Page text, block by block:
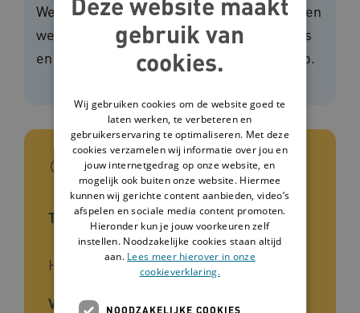
Wegwijzer omgaan met seksualiteit laat zien
welke seksuele voorlichtingsprogramma's
en -materialen er zijn voor deze doelgroep.
In het kort
Type tool
Handreiking
Voor wie
gebruik van
cookies.
Wij gebruiken cookies om de website goed te
laten werken, te verbeteren en
gebruikerservaring te optimaliseren. Met deze
cookies verzamelen wij informatie over jou en
jouw internetgedrag op onze website, en
mogelijk ook buiten onze website. Hiermee
kunnen wij gerichte content aanbieden, video’s
afspelen en sociale media content promoten.
Hieronder kun je jouw voorkeuren zelf
instellen. Noodzakelijke cookies staan altijd
aan. Lees meer hierover in onze
cookieverklaring.
NOODZAKELIJKE COOKIES